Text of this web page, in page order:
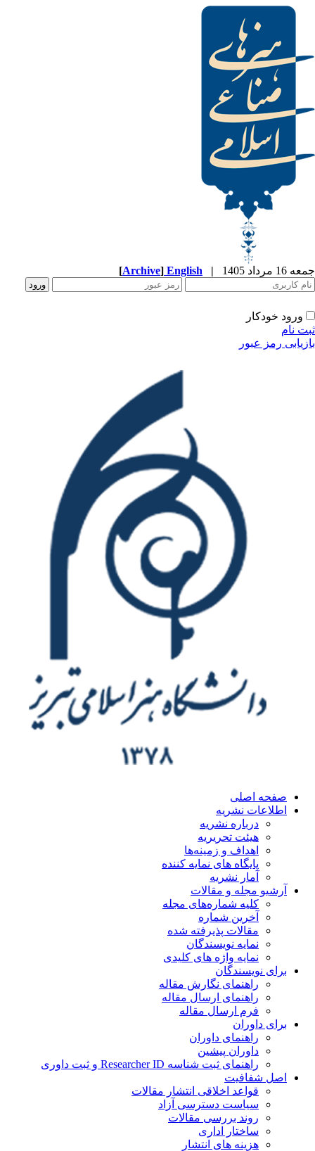
|
English
[ Archive
عبور
اصلی
نشریه
درباره نشریه
هیئت تحریریه
اهداف و زمینه‌ها
پایگاه های نمایه کننده
آمار نشریه
مجله و مقالات
کلیه شماره‌های مجله
آخرین شماره
مقالات پذیرفته شده
نمایه نویسندگان
نمایه واژه های کلیدی
نویسندگان
راهنمای نگارش مقاله
راهنمای ارسال مقاله
فرم ارسال مقاله
داوران
راهنمای داوران
داوران پیشین
راهنمای ثبت شناسه Researcher ID و ثبت داوری
شفافیت
قواعد اخلاقی انتشار مقالات
سیاست دسترسی آزاد
روند بررسی مقالات
ساختار اداری
هزینه های انتشار